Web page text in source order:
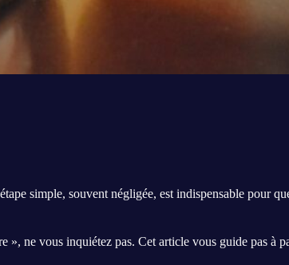
simple, souvent négligée, est indispensable pour
», ne vous inquiétez pas. Cet article vous guide pas à